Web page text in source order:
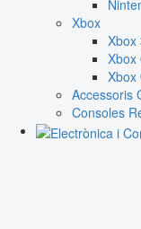
Xbox
Xbox
Xbox
Xbox
Accessoris
Consoles